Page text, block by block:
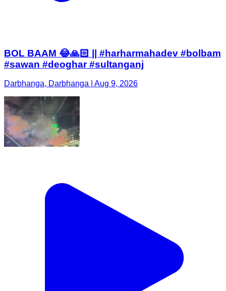
BOL BAAM 😂🙏🏻 || #harharmahadev #bolbam
#sawan #deoghar #sultanganj
Darbhanga, Darbhanga | Aug 9, 2026